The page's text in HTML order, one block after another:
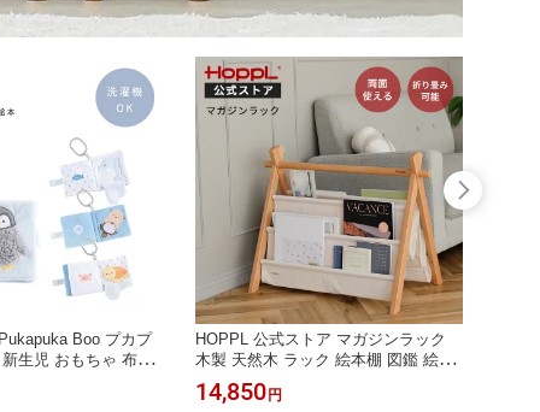
Boo プカプ
生児 おもちゃ 布え
ゃ 知育玩具 赤ちゃん
1歳 2歳 誕生日 出産
HOPPL 公式ストア マガジンラック
木製 天然木 ラック 絵本棚 図鑑 絵本
ラック コンパクト 本棚 マガジンラッ
ク 帆布 布製 木製マガジンラック お
14,850 円